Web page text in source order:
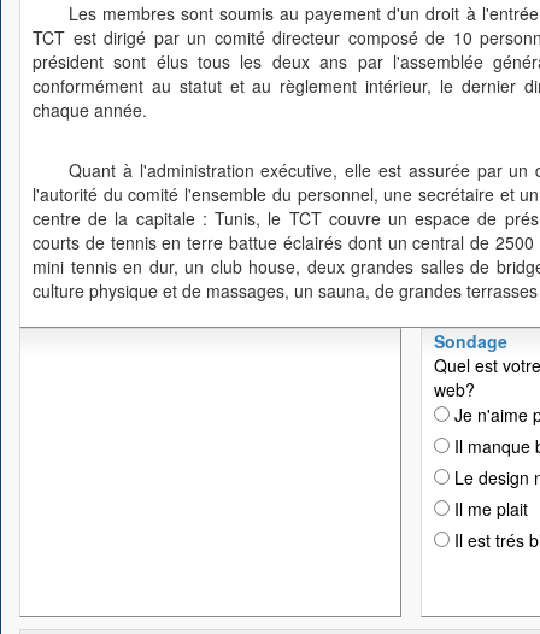
Les membres sont soumis au payement d'un droit à
TCT est dirigé par un comité directeur composé de 10
président sont élus tous les deux ans par l'assemblée
conformément au statut et au règlement intérieur, le dernier
chaque année.
Quant à l'administration exécutive, elle est assurée par
l'autorité du comité l'ensemble du personnel, une secrétaire et
centre de la capitale : Tunis, le TCT couvre un espace de
courts de tennis en terre battue éclairés dont un central de
mini tennis en dur, un club house, deux grandes salles de
culture physique et de massages, un sauna, de grandes
Sondage
Quel est
web?
Je n'aime
Il manque
Le design
Il me plait
Il est trés